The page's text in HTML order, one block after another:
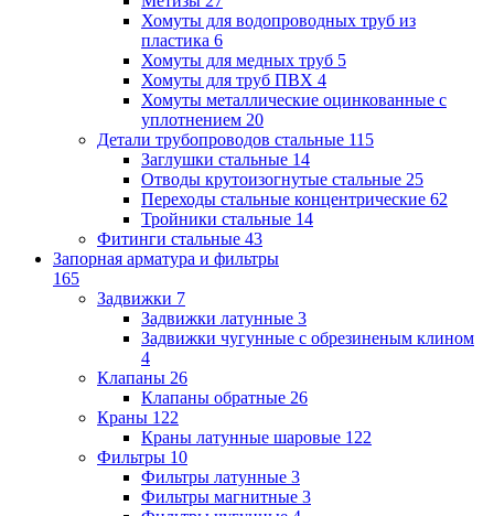
Хомуты для водопроводных труб из
пластика 6
Хомуты для медных труб 5
Хомуты для труб ПВХ 4
Хомуты металлические оцинкованные с
уплотнением 20
Детали трубопроводов стальные 115
Заглушки стальные 14
Отводы крутоизогнутые стальные 25
Переходы стальные концентрические 62
Тройники стальные 14
Фитинги стальные 43
Запорная арматура и фильтры
165
Задвижки 7
Задвижки латунные 3
Задвижки чугунные с обрезиненым клином
4
Клапаны 26
Клапаны обратные 26
Краны 122
Краны латунные шаровые 122
Фильтры 10
Фильтры латунные 3
Фильтры магнитные 3